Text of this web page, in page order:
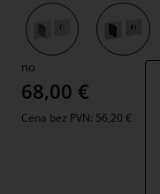
2-4 nedēļas
no
68,00 €
Cena bez PVN: 56,20 €